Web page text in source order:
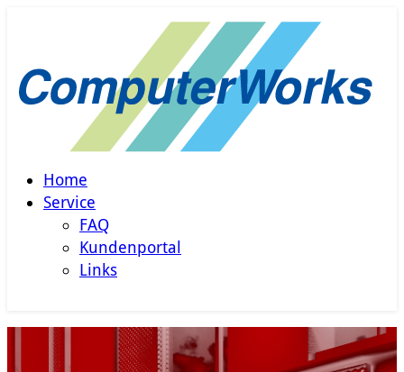
Home
Service
FAQ
Kundenportal
Links